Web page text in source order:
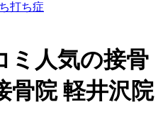
打ち症
ミ人気の接骨
骨院 軽井沢院